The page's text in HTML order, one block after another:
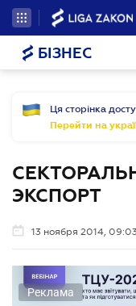
БІЗНЕС
Ця сторінка
Перейти на
ЭКСПОРТ
13 ноября 2014, 09:03
Реклама